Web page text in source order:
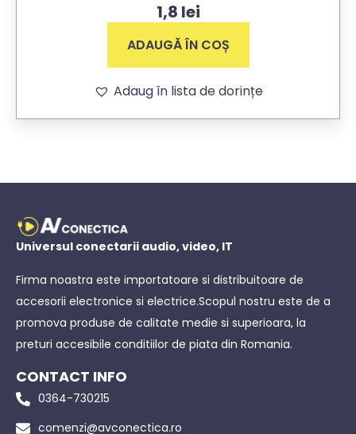
1,8 lei
ADAUGĂ ÎN COȘ
Adaug în lista de dorințe
Universul conectarii audio, video, IT
Firma noastra este importatoare si distribuitoare de
accesorii electronice si electrice.Scopul nostru este de a
promova produse de calitate medie si superioara, la
preturi accesibile conditiilor de piata din Romania.
CONTACT INFO
0364-730215
comenzi@avconectica.ro